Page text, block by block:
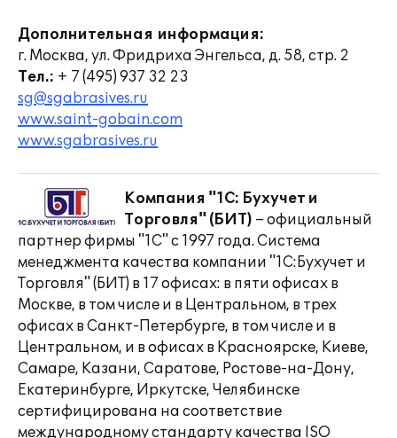
Дополнительная информация:
г. Москва, ул. Фридриха Энгельса, д. 58, стр. 2
Тел.: + 7 (495) 937 32 23
sg@sgabrasives.ru
www.saint-gobain.com
www.sgabrasives.ru
Компания "1С: Бухучет и
Торговля" (БИТ) – официальный
партнер фирмы "1С" с 1997 года. Система
менеджмента качества компании "1С:Бухучет и
Торговля" (БИТ) в 17 офисах: в пяти офисах в
Москве, в том числе и в Центральном, в трех
офисах в Санкт-Петербурге, в том числе и в
Центральном, и в офисах в Красноярске, Киеве,
Самаре, Казани, Саратове, Ростове-на-Дону,
Екатеринбурге, Иркутске, Челябинске
сертифицирована на соответствие
международному стандарту качества ISO